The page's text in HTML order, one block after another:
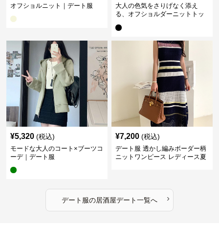
オフショルニット｜デート服
大人の色気をさりげなく添え
る、オフショルダーニットトッ
¥5,320 (税込)
モードな大人のコート×ブーツコ
ーデ｜デート服
¥7,200 (税込)
デート服 透かし編みボーダー柄
ニットワンピース レディース夏
デート服の居酒屋デート一覧へ ›